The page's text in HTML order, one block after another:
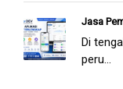
Jasa
Di
peru...